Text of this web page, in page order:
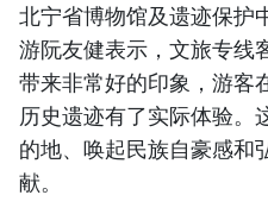
北宁省博物馆及遗迹保护
游阮友健表示，文旅专线
带来非常好的印象，游客
历史遗迹有了实际体验。
的地、唤起民族自豪感和
献。